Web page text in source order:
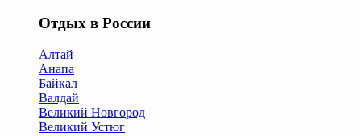
Отдых в России
Алтай
Анапа
Байкал
Валдай
Великий Новгород
Великий Устюг